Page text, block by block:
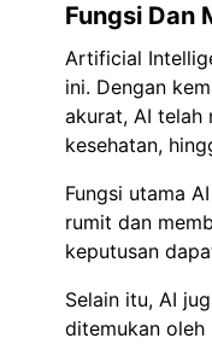
Fungsi Dan
Artificial
ini. Dengan
akurat, AI telah
kesehatan,
Fungsi utama
rumit dan
keputusan
Selain itu, AI
ditemukan oleh